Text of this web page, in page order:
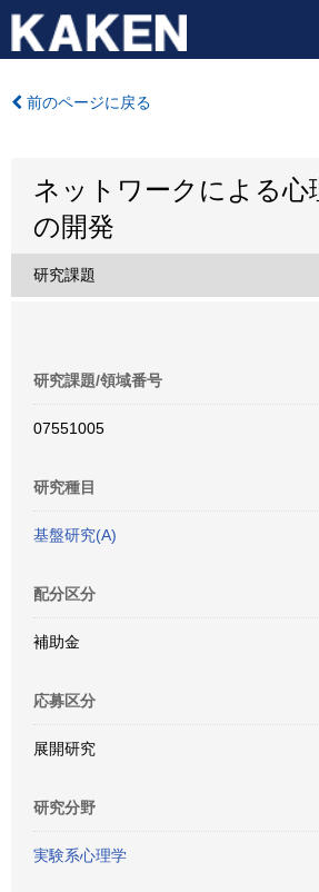
前のページに戻る
ネットワークによる心
の開発
研究課題
研究課題/領域番号
07551005
研究種目
基盤研究(A)
配分区分
補助金
応募区分
展開研究
研究分野
実験系心理学